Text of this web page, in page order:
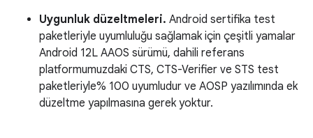
Uygunluk düzeltmeleri. Android sertifika test
paketleriyle uyumluluğu sağlamak için çeşitli yamalar
Android 12L AAOS sürümü, dahili referans
platformumuzdaki CTS, CTS-Verifier ve STS test
paketleriyle% 100 uyumludur ve AOSP yazılımında ek
düzeltme yapılmasına gerek yoktur.